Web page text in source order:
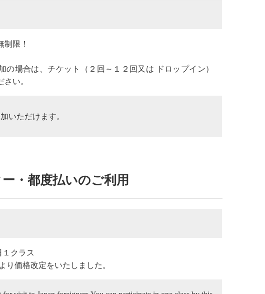
制限！
の場合は、チケット（２回～１２回又は ドロップイン）
い。
いただけます。
ー・都度払いのご利用
１クラス
り価格改定をいたしました。